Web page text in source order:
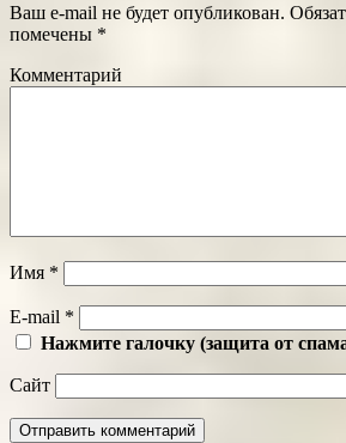
Ваш e-mail не будет опубликован.
помечены *
Комментарий
Имя *
E-mail *
Нажмите галочку (защита от
Сайт